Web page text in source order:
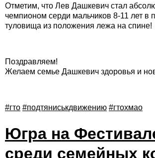
️Отметим, что Лев Дашкевич стал
чемпионом серди мальчиков 8-11 лет в
туловища из положения лежа на спине!
Поздравляем!
Желаем семье Дашкевич здоровья и
#гто #подтяниськдвижению #гтохмао
Югра на
среди семейных